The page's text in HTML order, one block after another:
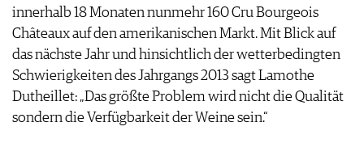
innerhalb 18 Monaten nunmehr 160 Cru Bourgeois
Châteaux auf den amerikanischen Markt. Mit Blick auf
das nächste Jahr und hinsichtlich der wetterbedingten
Schwierigkeiten des Jahrgangs 2013 sagt Lamothe
Dutheillet: „Das größte Problem wird nicht die Qualität
sondern die Verfügbarkeit der Weine sein.“